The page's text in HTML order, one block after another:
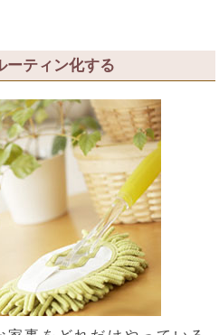
ーティン化する